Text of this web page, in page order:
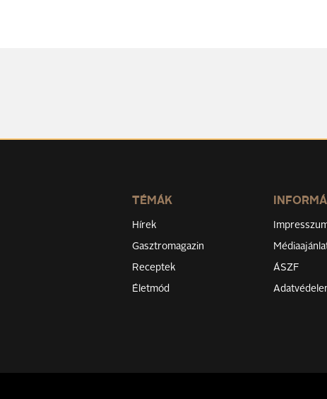
TÉMÁK
Hírek
Gasztromagazin
Receptek
Életmód
ÁSZF